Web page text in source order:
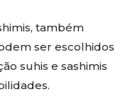
também
ser escolhidos
suhis e sashimis